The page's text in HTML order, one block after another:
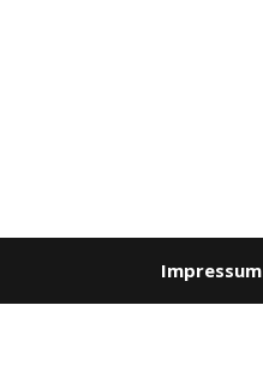
Impressum